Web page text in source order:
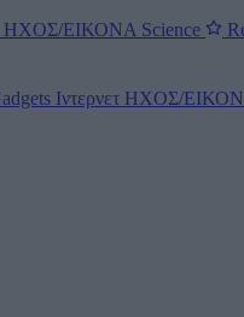
ΗΧΟΣ/ΕΙΚΟΝΑ Science
Ιντερνετ ΗΧΟΣ/